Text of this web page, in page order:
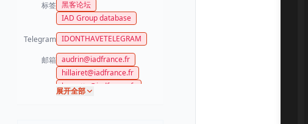
标签 黑客论坛
IAD Group database
Telegram IDONTHAVETELEGRAM
邮箱 audrin@iadfrance.fr
hillairet@iadfrance.fr
lagoutte@iadfrance.fr
展开全部